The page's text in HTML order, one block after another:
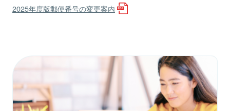
2025年度版郵便番号の変更案内